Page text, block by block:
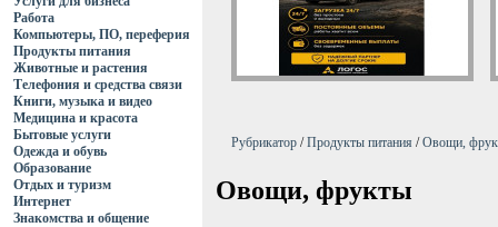
Работа
Компьютеры, ПО, переферия
Продукты питания
Животные и растения
Телефония и средства связи
Книги, музыка и видео
Медицина и красота
Бытовые услуги
Одежда и обувь
Образование
Отдых и туризм
Интернет
Знакомства и общение
Рубрикатор /Продукты питания /Овощи,
Овощи, фрукты